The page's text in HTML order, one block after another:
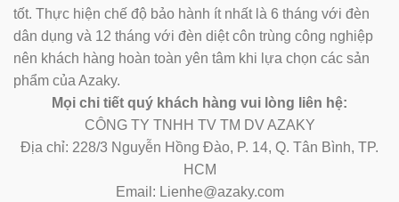
tốt. Thực hiện chế độ bảo hành ít nhất là 6 tháng với đèn
dân dụng và 12 tháng với đèn diệt côn trùng công nghiệp
nên khách hàng hoàn toàn yên tâm khi lựa chọn các sản
phẩm của Azaky.
Mọi chi tiết quý khách hàng vui lòng liên hệ:
CÔNG TY TNHH TV TM DV AZAKY
Địa chỉ: 228/3 Nguyễn Hồng Đào, P. 14, Q. Tân Bình, TP.
HCM
Email: Lienhe@azaky.com